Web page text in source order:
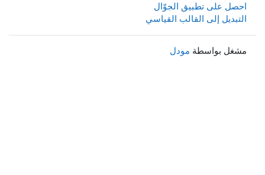
احصل على تطبيق الجوّال
التبديل إلى القالب القياسي
مشغل بواسطة مودل